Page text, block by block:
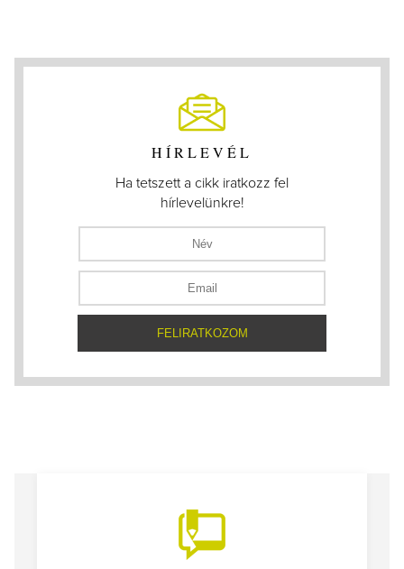
HÍRLEVÉL
Ha tetszett a cikk iratkozz fel
hírlevelünkre!